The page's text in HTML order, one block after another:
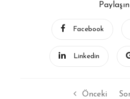
Paylaşın
Facebook
Linkedin
Önceki